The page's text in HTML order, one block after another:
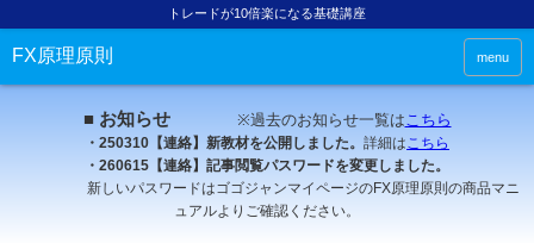
トレードが10倍楽になる基礎講座
FX原理原則 menu
■ お知らせ ※過去のお知らせ一覧はこちら
・250310【連絡】新教材を公開しました。 詳細はこちら
・260615【連絡】記事閲覧パスワードを変更しました。
新しいパスワードはゴゴジャンマイページのFX原理原則の商品マニ
ュアルよりご確認ください。